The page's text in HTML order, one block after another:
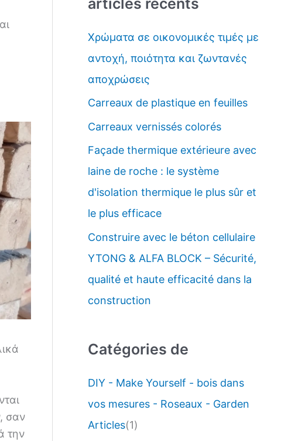
σαν
την
h
e
r
:
Χρώματα σε οικονομικές τιμές με
αντοχή, ποιότητα και ζωντανές
αποχρώσεις
Carreaux de plastique en feuilles
Carreaux vernissés colorés
Façade thermique extérieure avec
laine de roche : le système
d'isolation thermique le plus sûr et
le plus efficace
Construire avec le béton cellulaire
YTONG & ALFA BLOCK – Sécurité,
qualité et haute efficacité dans la
construction
Catégories de
DIY - Make Yourself - bois dans
vos mesures - Roseaux - Garden
Articles(1)